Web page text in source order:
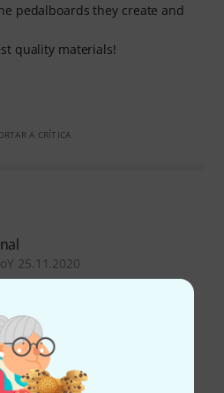
pedalboards they create and
quality materials!
A CRÍTICA
25.11.2020
as i'm more of a multi-
first choice based on reviews.